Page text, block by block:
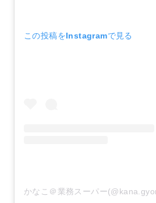
この投稿をInstagramで見る